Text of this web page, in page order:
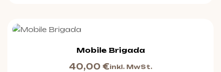
Mobile Brigada
40,00 €inkl. MwSt.